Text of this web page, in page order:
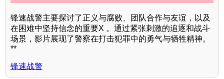
锋速战警主要探讨了正义与腐败、团队合作与友谊，以及
在困难中坚持信念的重要X 。通过紧张刺激的追逐和战斗
场景，影片展现了警察在打击犯罪中的勇气与牺牲精神。
**
锋速战警